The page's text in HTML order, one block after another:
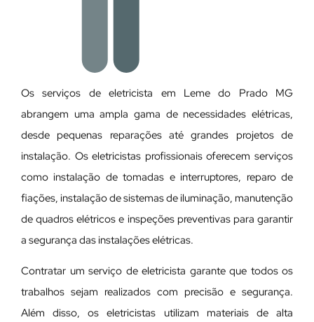
Os serviços de eletricista em Leme do Prado MG
abrangem uma ampla gama de necessidades elétricas,
desde pequenas reparações até grandes projetos de
instalação. Os eletricistas profissionais oferecem serviços
como instalação de tomadas e interruptores, reparo de
fiações, instalação de sistemas de iluminação, manutenção
de quadros elétricos e inspeções preventivas para garantir
a segurança das instalações elétricas.
Contratar um serviço de eletricista garante que todos os
trabalhos sejam realizados com precisão e segurança.
Além disso, os eletricistas utilizam materiais de alta